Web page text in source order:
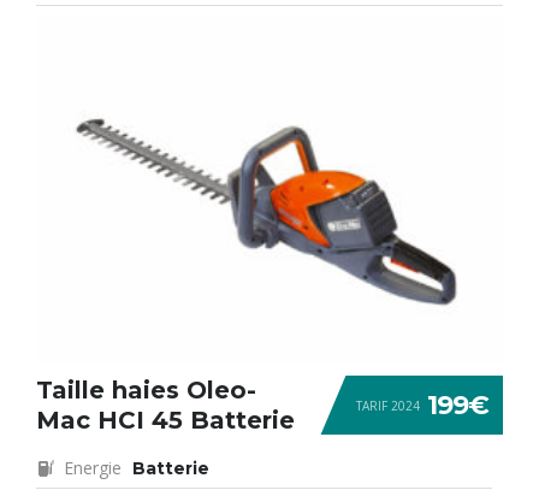
TARIF 2024 199€
Taille haies Oleo-
Mac HCI 45 Batterie
Energie Batterie